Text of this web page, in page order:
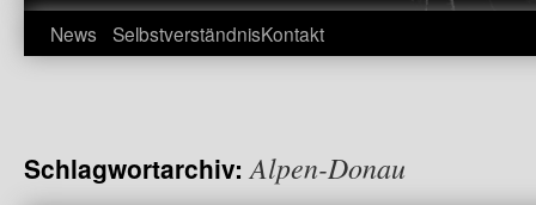
News SelbstverständnisKontakt
Schlagwortarchiv:Alpen-Donau